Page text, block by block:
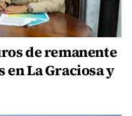
de remanente
La Graciosa y